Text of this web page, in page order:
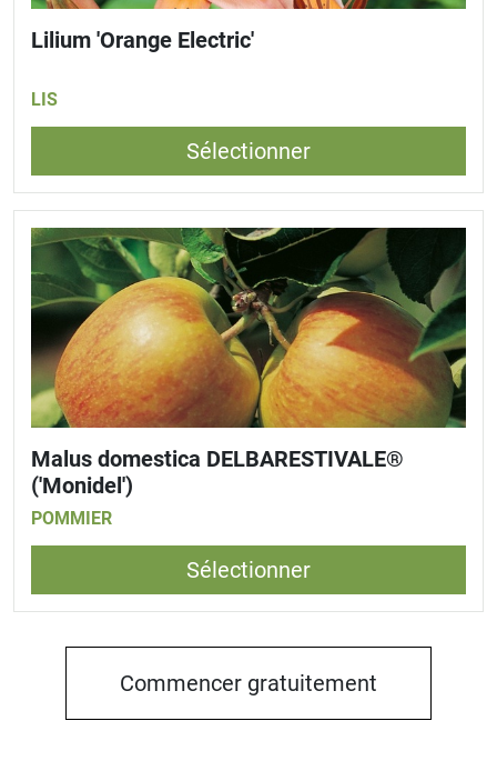
Lilium 'Orange Electric'
LIS
Sélectionner
Malus domestica DELBARESTIVALE®
('Monidel')
POMMIER
Sélectionner
Commencer gratuitement